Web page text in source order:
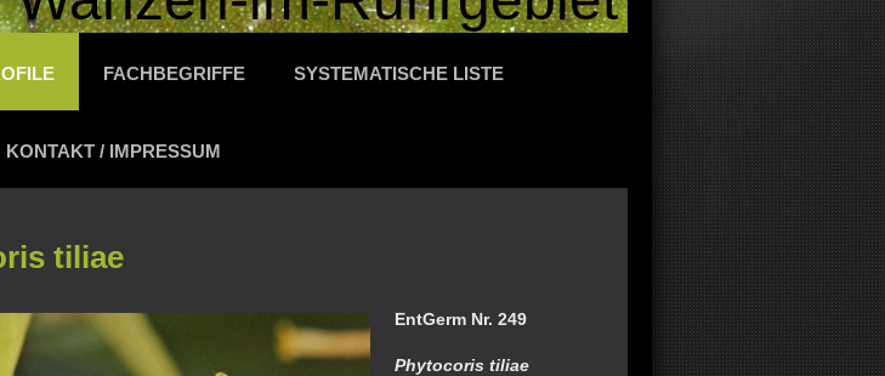
FACHBEGRIFFE SYSTEMATISCHE LISTE
KONTAKT / IMPRESSUM
tiliae
EntGerm Nr. 249
Phytocoris tiliae